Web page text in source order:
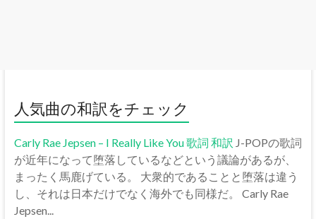
人気曲の和訳をチェック
Carly Rae Jepsen – I Really Like You 歌詞 和訳 J-POPの歌詞
が近年になって堕落しているなどという議論があるが、
まったく馬鹿げている。 大衆的であることと堕落は違う
し、それは日本だけでなく海外でも同様だ。 Carly Rae
Jepsen...